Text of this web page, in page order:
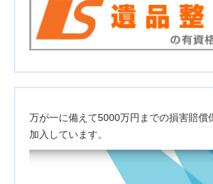
万が一に備えて5000万円までの損害賠償
加入しています。